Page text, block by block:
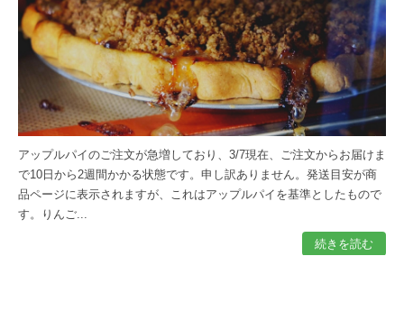
アップルパイのご注文が急増しており、3/7現在、ご注文からお届けま
で10日から2週間かかる状態です。申し訳ありません。発送目安が商
品ページに表示されますが、これはアップルパイを基準としたもので
す。りんご...
続きを読む